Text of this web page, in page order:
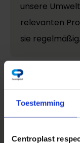
Toestemming
Centroplast
unsere
relevanten
sie regelmäßig.